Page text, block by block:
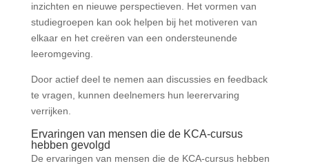
inzichten en nieuwe perspectieven. Het vormen van
studiegroepen kan ook helpen bij het motiveren van
elkaar en het creëren van een ondersteunende
leeromgeving.
Door actief deel te nemen aan discussies en feedback
te vragen, kunnen deelnemers hun leerervaring
verrijken.
Ervaringen van mensen die de KCA-cursus
hebben gevolgd
De ervaringen van mensen die de KCA-cursus hebben